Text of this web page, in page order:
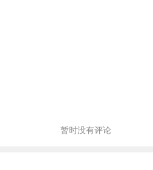
暂时没有评论